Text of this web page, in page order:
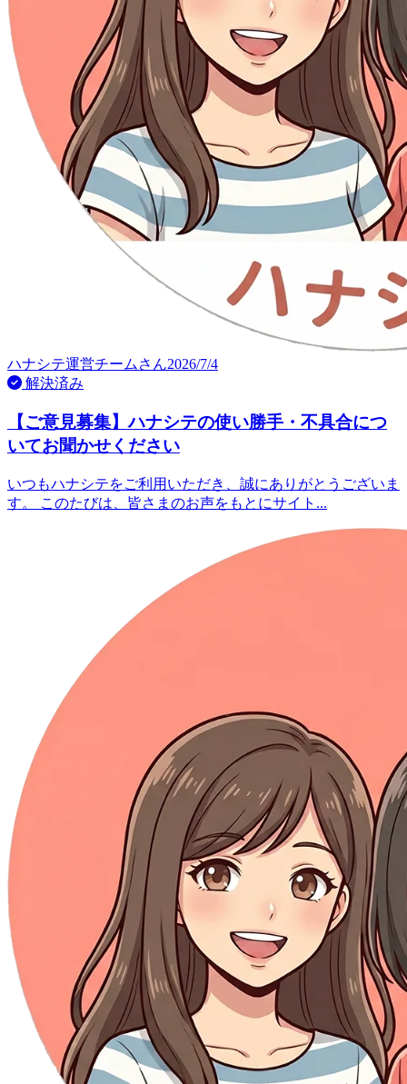
ハナシテ運営チーム さん2026/7/4
解決済み
【ご意見募集】ハナシテの使い勝手・不具合につ
いてお聞かせください
いつもハナシテをご利用いただき、誠にありがとうございま
す。 このたびは、皆さまのお声をもとにサイト...